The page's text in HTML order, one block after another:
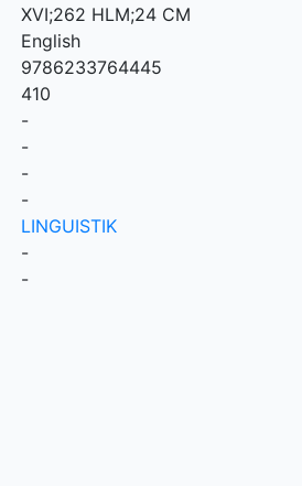
XVI;262 HLM;24 CM
English
9786233764445
410
-
-
-
-
LINGUISTIK
-
-